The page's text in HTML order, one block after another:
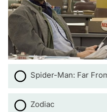
Spider-Man: Far
Zodiac